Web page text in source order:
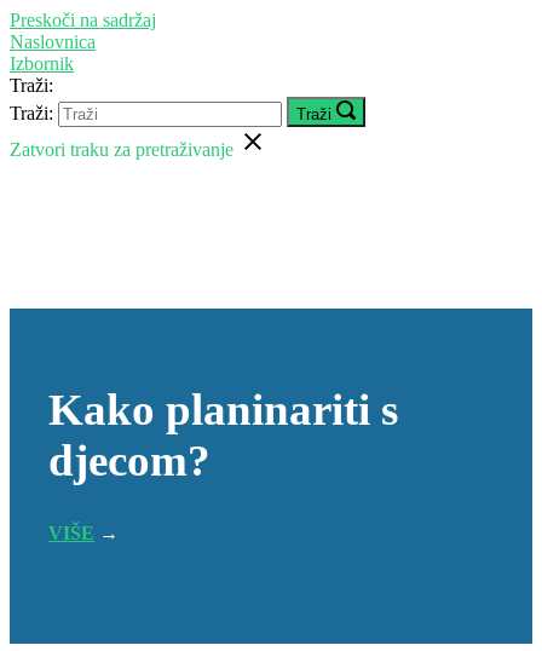
Preskoči na sadržaj
Naslovnica
Izbornik
Traži:
Traži:
Traži
Zatvori traku za pretraživanje
Kako planinariti s
djecom?
VIŠE →